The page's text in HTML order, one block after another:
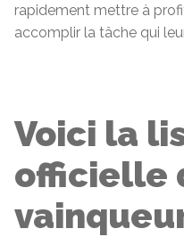
rapidement mettre à
accomplir la tâche qui
Voici la
officielle